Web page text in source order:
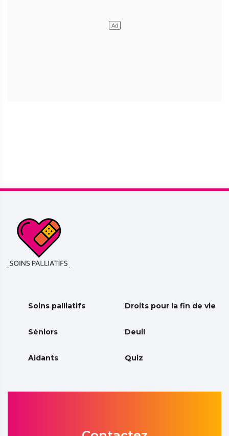
Soins palliatifs Droits pour la fin de vie
Séniors Deuil
Aidants Quiz